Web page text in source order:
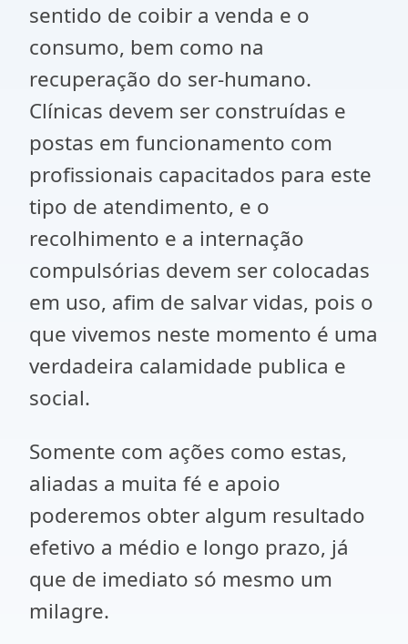
sentido de coibir a venda e o
consumo, bem como na
recuperação do ser-humano.
Clínicas devem ser construídas e
postas em funcionamento com
profissionais capacitados para este
tipo de atendimento, e o
recolhimento e a internação
compulsórias devem ser colocadas
em uso, afim de salvar vidas, pois o
que vivemos neste momento é uma
verdadeira calamidade publica e
social.
Somente com ações como estas,
aliadas a muita fé e apoio
poderemos obter algum resultado
efetivo a médio e longo prazo, já
que de imediato só mesmo um
milagre.